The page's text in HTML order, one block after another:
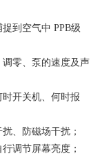
到空气中 PPB级
零、泵的速度及声
开关机、何时报
、防磁场干扰；
调节屏幕亮度；